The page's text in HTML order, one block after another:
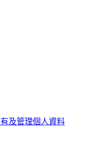
及管理個人資料